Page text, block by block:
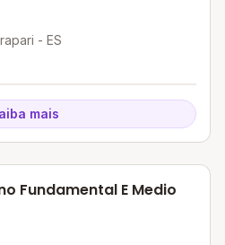
- ES
mais
Fundamental E Medio